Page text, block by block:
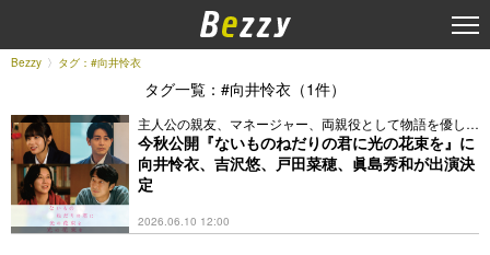
Bezzy タグ：#向井怜衣
タグ一覧：#向井怜衣（1件）
主人公の親友、マネージャー、両親役として物語を優しく
彩る
今秋公開『ないものねだりの君に光の花束を』に
向井怜衣、吉沢悠、戸田菜穂、眞島秀和が出演決
定
2026.06.10 12:00